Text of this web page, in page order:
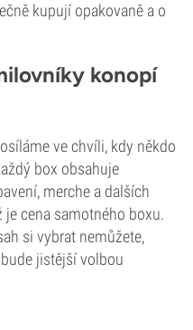
kupují opakovaně a o
konopí
ve chvíli, kdy někdo
box obsahuje
merche a dalších
cena samotného boxu.
si vybrat nemůžete,
jistější volbou